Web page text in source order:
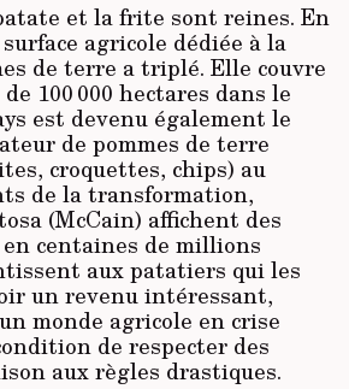
et la frite sont reines. En
agricole dédiée à la
de terre a triplé. Elle couvre
100 000 hectares dans le
est devenu également le
de pommes de terre
croquettes, chips) au
de la transformation,
(McCain) affichent des
centaines de millions
aux patatiers qui les
un revenu intéressant,
monde agricole en crise
de respecter des
aux règles drastiques.